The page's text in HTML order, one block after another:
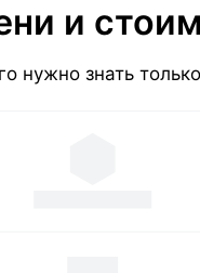
и
нужно знать